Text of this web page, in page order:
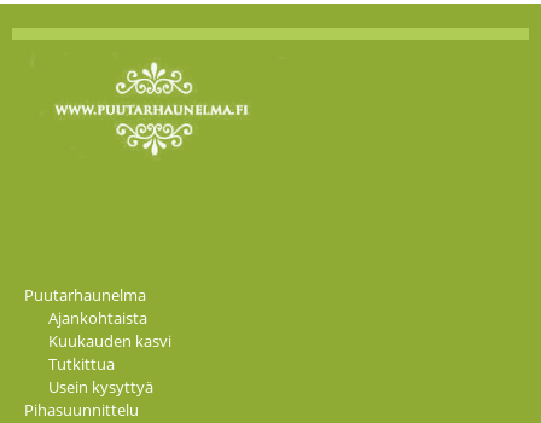
Puutarhaunelma
Ajankohtaista
Kuukauden kasvi
Tutkittua
Usein kysyttyä
Pihasuunnittelu